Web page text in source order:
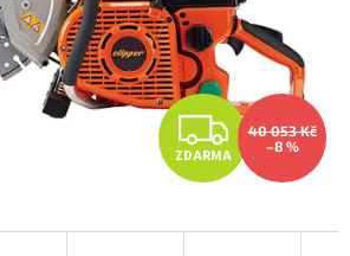
Z
D
A
ZDARMA
40 053 Kč
–8 %